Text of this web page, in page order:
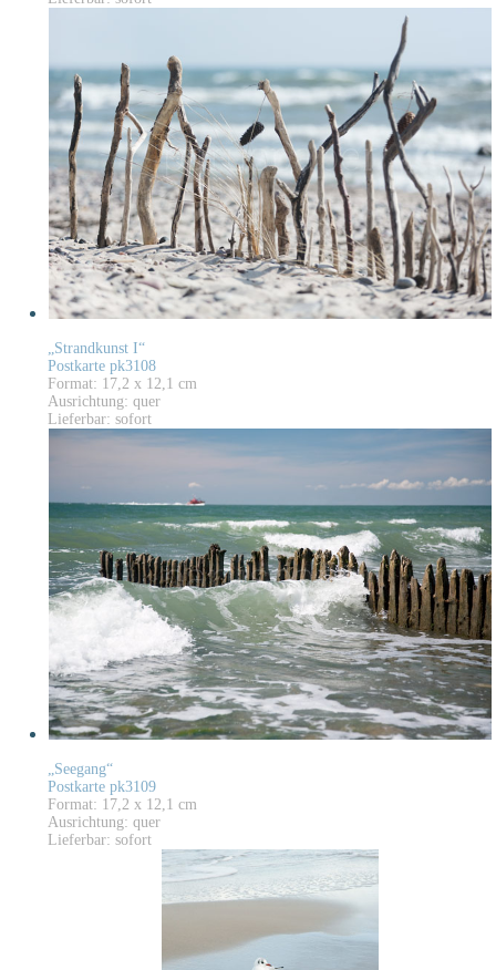
„Strandkunst I“
Postkarte pk3108
Format: 17,2 x 12,1 cm
Ausrichtung: quer
Lieferbar: sofort
„Seegang“
Postkarte pk3109
Format: 17,2 x 12,1 cm
Ausrichtung: quer
Lieferbar: sofort